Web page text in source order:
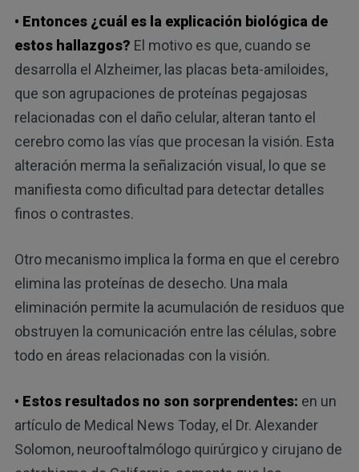
• Entonces ¿cuál es la explicación biológica de
estos hallazgos? El motivo es que, cuando se
desarrolla el Alzheimer, las placas beta-amiloides,
que son agrupaciones de proteínas pegajosas
relacionadas con el daño celular, alteran tanto el
cerebro como las vías que procesan la visión. Esta
alteración merma la señalización visual, lo que se
manifiesta como dificultad para detectar detalles
finos o contrastes.
Otro mecanismo implica la forma en que el cerebro
elimina las proteínas de desecho. Una mala
eliminación permite la acumulación de residuos que
obstruyen la comunicación entre las células, sobre
todo en áreas relacionadas con la visión.
• Estos resultados no son sorprendentes: en un
artículo de Medical News Today, el Dr. Alexander
Solomon, neurooftalmólogo quirúrgico y cirujano de